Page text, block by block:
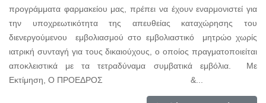
προγράμματα φαρμακείου μας, πρέπει να έχουν εναρμονιστεί για
την υποχρεωτικότητα της απευθείας καταχώρησης του
διενεργούμενου εμβολιασμού στο εμβολιαστικό μητρώο χωρίς
ιατρική συνταγή για τους δικαιούχους, ο οποίος πραγματοποιείται
αποκλειστικά με τα τετραδύναμα συμβατικά εμβόλια. Με
Εκτίμηση, Ο ΠΡΟΕΔΡΟΣ &...